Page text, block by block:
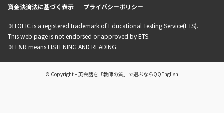
資金決済法に基づく表示
プライバシーポリシー
※TOEIC is a registered trademark of Educational Testing Service(ETS).
This web page is not endorsed or approved by ETS.
※ L&R means LISTENING AND READING.
© Copyright – 英会話を「教師の質」で選ぶならQQEnglish